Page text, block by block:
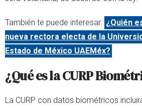
También te puede interesar: ¿Quién
nueva rectora electa de la
Estado de México UAEMéx?
¿Qué es la CURP
La CURP con datos biométricos